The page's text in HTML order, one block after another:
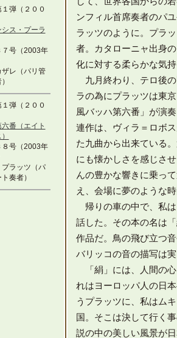
弾（２００
ス・プーラ
号（2003年
レ（パリ管
弾（２００
番（エイト
号（2003年
ラッツ（パ
奏者）
ンフィル首席奏者のパ
ラッツのように。プラ
者。カタローニャ出身
化に対する柔らかな気
九月終わり、テロ後
ラの為にプラッツは東
風バッハ第六番」が演
連作は、ヴィラ＝ロボ
た九曲から出来ている
にも懐かしさを感じさ
んの豊かな響きに乗っ
え、会場に夢のような
帰りの車の中で、私
話した。その本の名は
作品だ。鳥の飛び立つ
バリッコの音の描写は
「絹」には、人間の
れはヨーロッパ人の日
うプラッツに、私はム
国。そこは決して行く
説の中の美しい風景が